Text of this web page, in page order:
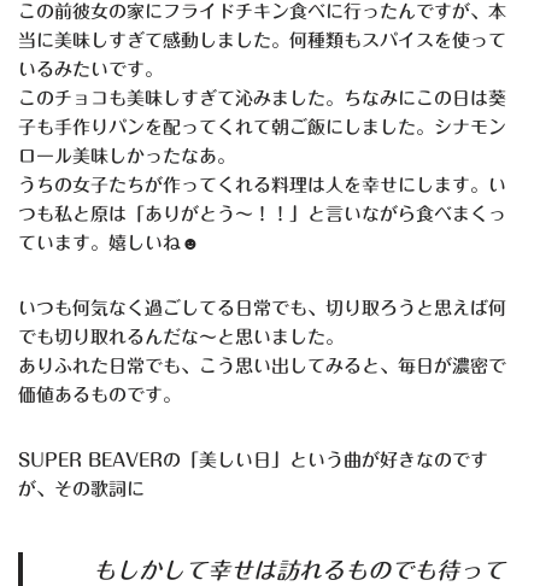
この前彼女の家にフライドチキン食べに行ったんですが、本
当に美味しすぎて感動しました。何種類もスパイスを使って
いるみたいです。
このチョコも美味しすぎて沁みました。ちなみにこの日は葵
子も手作りパンを配ってくれて朝ご飯にしました。シナモン
ロール美味しかったなあ。
うちの女子たちが作ってくれる料理は人を幸せにします。い
つも私と原は「ありがとう～！！」と言いながら食べまくっ
ています。嬉しいね☻
いつも何気なく過ごしてる日常でも、切り取ろうと思えば何
でも切り取れるんだな～と思いました。
ありふれた日常でも、こう思い出してみると、毎日が濃密で
価値あるものです。
SUPER BEAVERの「美しい日」という曲が好きなのです
が、その歌詞に
もしかして幸せは訪れるものでも待って